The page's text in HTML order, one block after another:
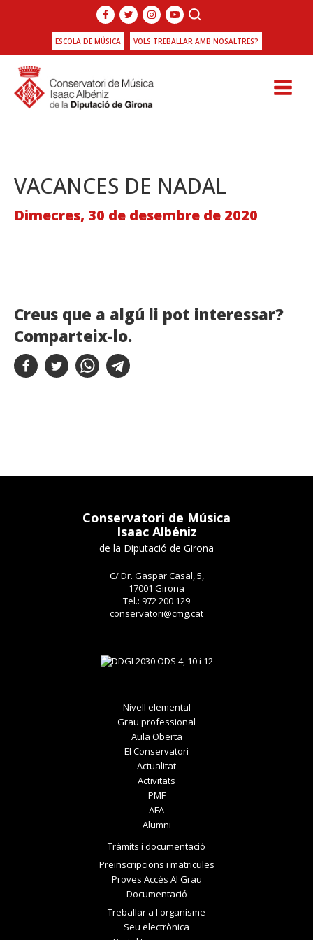
ESCOLA DE MÚSICA VOLS TREBALLAR AMB NOSALTRES?
VACANCES DE NADAL
Dimecres, 30 de desembre de 2020
Creus que a algú li pot interessar?
Comparteix-lo.
Conservatori de Música
Isaac Albéniz
de la Diputació de Girona
C/ Dr. Gaspar Casal, 5,
17001 Girona
Tel.: 972 200 129
conservatori@cmg.cat
Nivell elemental
Grau professional
Aula Oberta
El Conservatori
Actualitat
Activitats
PMF
AFA
Alumni
Tràmits i documentació
Preinscripcions i matricules
Proves Accés Al Grau
Documentació
Treballar a l'organisme
Seu electrònica